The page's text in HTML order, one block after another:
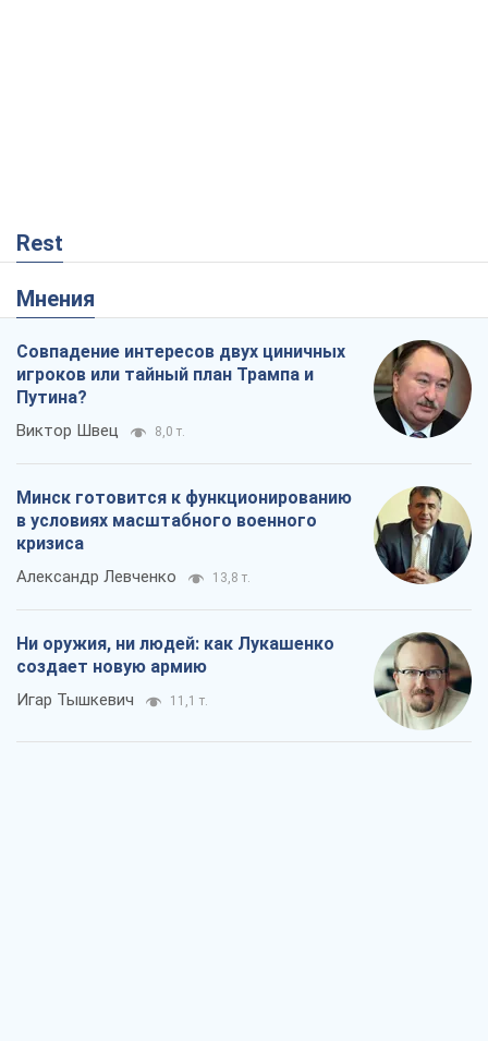
Rest
Мнения
Совпадение интересов двух циничных
игроков или тайный план Трампа и
Путина?
Виктор Швец 8,0 т.
Минск готовится к функционированию
в условиях масштабного военного
кризиса
Александр Левченко 13,8 т.
Ни оружия, ни людей: как Лукашенко
создает новую армию
Игар Тышкевич 11,1 т.